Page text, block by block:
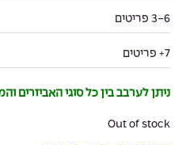
3-6 פריטים
7+ פריטים
ניתן לערבב בין כל סוגי האביזרים
Out of stock